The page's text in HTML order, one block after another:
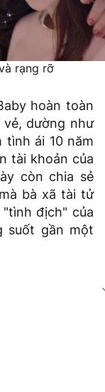
rạng rỡ
hoàn toàn
dường như
tình ái 10 năm
tài khoản của
còn chia sẻ
bà xã tài tử
địch" của
suốt gần một